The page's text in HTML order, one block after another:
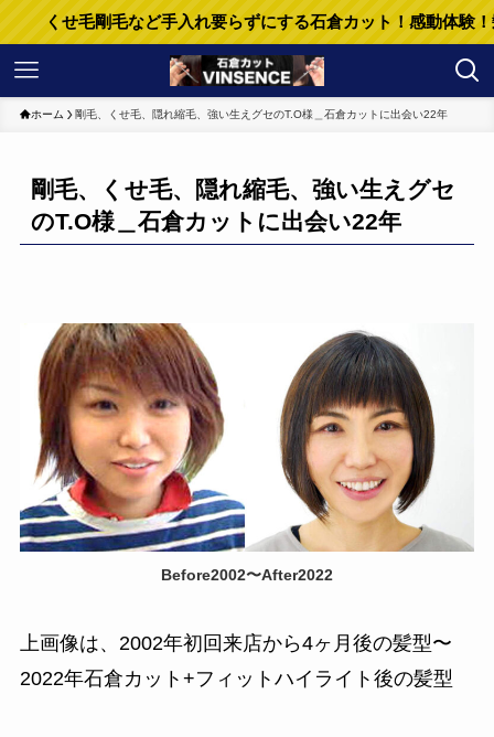
くせ毛剛毛など手入れ要らずにする石倉カット！感動体験！髪
ホーム 剛毛、くせ毛、隠れ縮毛、強い生えグセのT.O様＿石倉カットに出会い22年
剛毛、くせ毛、隠れ縮毛、強い生えグセ
のT.O様＿石倉カットに出会い22年
Before2002〜After2022
上画像は、2002年初回来店から4ヶ月後の髪型〜
2022年石倉カット+フィットハイライト後の髪型